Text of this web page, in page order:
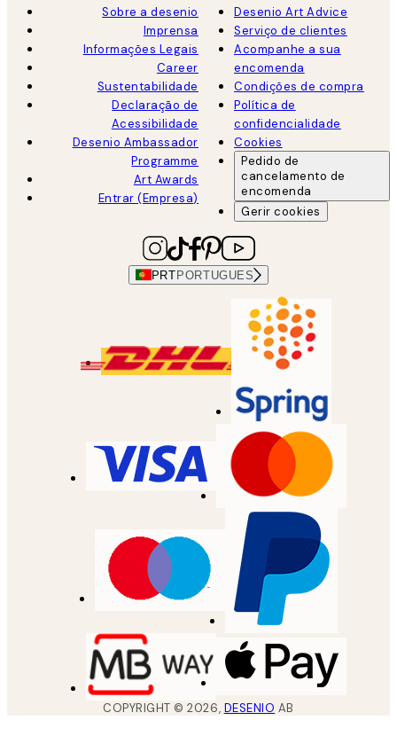
Sobre a desenio
Imprensa
Informações Legais
Career
Sustentabilidade
Declaração de
Acessibilidade
Desenio Ambassador
Programme
Art Awards
Entrar (Empresa)
Desenio Art Advice
Serviço de clientes
Acompanhe a sua
encomenda
Condições de compra
Política de
confidencialidade
Cookies
Pedido de
cancelamento de
encomenda
Gerir cookies
PRTPORTUGUES
COPYRIGHT ©2026, DESENIO AB